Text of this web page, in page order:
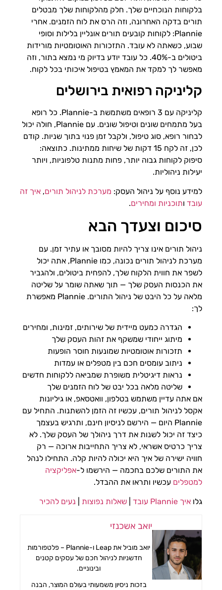
בלקוחות הנוכחיים שלך. חלק מהלקוחות שלך מבטלים
תורים בדקה האחרונה, וזה הרס את לוח הזמנים. אחרי
Plannie: לקוחות קובעים תורים אונליין בלילות וסופי
שבוע, כשאתה לא עובד. התזכורות האוטומטיות מורידות
ביטולים ב-40%. כל עובד יודע בדיוק מי נמצא בתור, וזה
מאפשר לך למקד את המאמץ בטיפול איכותי בכל לקוח.
קליניקה רפואית בירושלים
קליניקה עם 3 רופאים משתמשת ב-Plannie. כל רופא
בעל מתמחים שונים וטיפול שונים. עם Plannie, חולה יכול
לבחור רופא, סוג טיפול, ולקבל זמן פנוי בתוך שניות. קודם
לכן, זה לקח 15 דקות של שיחות ממתינות. כתוצאה:
סיפוק לקוחות גבוה יותר, פחות מתנות טלפוניות, ויותר
יעילות ניהוליות.
למידע נוסף על ניהול העסק: מערכת לניהול תורים, איך זה
עובד ותוכניות ומחירים.
סיכום וצעדך הבא
ניהול תורים אינו צריך להיות מסובך או עתיר זמן. עם
מערכת לניהול תורים נכונה, כמו Plannie, אתה יכול
לשפר את חווית הלקוח שלך, להפחית ביטולים, ולהגביר
את הכנסות העסק שלך — תוך שאתה שומר על שליטה
מלאה על כל היבט של ניהול התורים. Plannie מאפשרת
לך:
הגדרה כמעט מיידית של שירותים, זמינות, ומחירים
מיתוג ייחודי שמשקף את זהות העסק שלך
תזכורות אוטומטיות שמונעות חוסר הופעות
ניתוב עומסים חכם בין מטפלים או עמדות
נראות דיגיטלית משופרת שמביאה ללקוחות חדשים
שליטה מלאה בכל יבט של לוח הזמנים שלך
אם אתה עדיין משתמש בטלפון, וואטסאפ, או גיליונות
אקסל לניהול תורים, עכשיו זה הזמן להשתנות. התחיל עם
Plannie היום — הירשם לניסיון חינם, ותרגיש בעצמך
כיצד זה יכול לשנות את דרך ניהולך של העסק שלך. לא
צריך כרטיס אשראי, לא צריך התחייבות ארוכה — רק
חוויה ישירה של איך היא יכולה להיות קלה. התחילו לנהל
את התורים שלכם בחכמה — הירשמו ל-אפליקציה
למטפלים עכשיו ותראו את ההבדל.
גלו איך Plannie עובד שאלות נפוצות נעים להכיר
יואב אשכנזי
יואב מוביל את Leap ו-Plannie – פלטפורמות
חדשניות לניהול חכם של עסקים קטנים
ובינוניים.
בזכות ניסיון משמעותי בעולם המוצר, הבנה